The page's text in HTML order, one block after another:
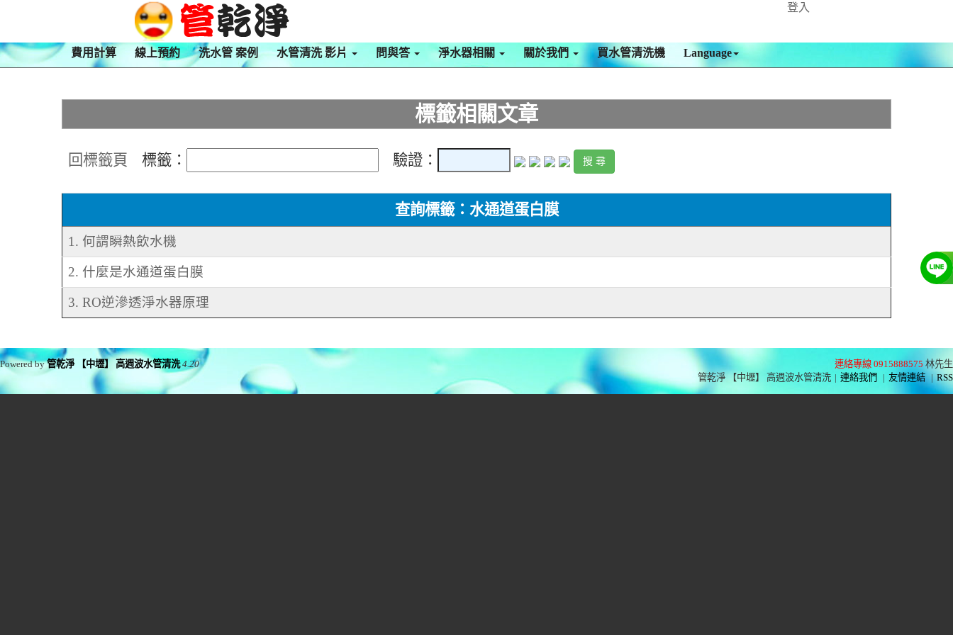
登入
費用計算 線上預約 洗水管 案例 水管清洗 影片 問與答 淨水器相關 關於我們 買水管清洗機 Language
標籤相關文章
回標籤頁 標籤： 驗證：
查詢標籤：水通道蛋白膜
1. 何謂瞬熱飲水機
2. 什麼是水通道蛋白膜
3. RO逆滲透淨水器原理
連絡專線 0915888575 林先生
管乾淨 【中壢】 高週波水管清洗 | 連絡我們 | 友情連結 | RSS
Powered by管乾淨 【中壢】 高週波水管清洗 4.20